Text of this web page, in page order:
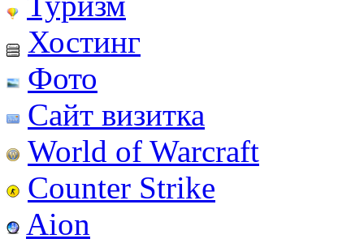
Хостинг
Фото
Сайт визитка
World of Warcraft
Counter Strike
Aion